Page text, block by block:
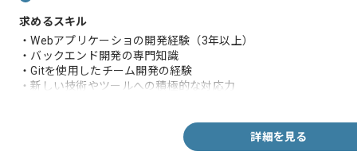
求めるスキル
・Webアプリケーショの開発経験（3年以上）
・バックエンド開発の専門知識
・Gitを使用したチーム開発の経験
・新しい技術やツールへの積極的な対応力
詳細を見る